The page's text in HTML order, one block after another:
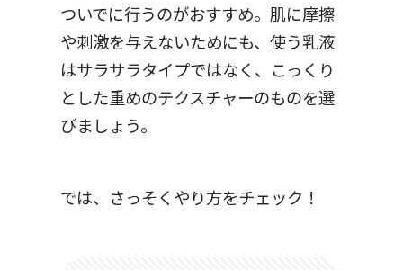
ついでに行うのがおすすめ。肌に摩擦
や刺激を与えないためにも、使う乳液
はサラサラタイプではなく、こっくり
とした重めのテクスチャーのものを選
びましょう。
では、さっそくやり方をチェック！